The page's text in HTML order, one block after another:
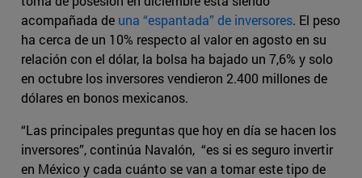
acompañada de una “espantada” de inversores. El peso
ha cerca de un 10% respecto al valor en agosto en su
relación con el dólar, la bolsa ha bajado un 7,6% y solo
en octubre los inversores vendieron 2.400 millones de
dólares en bonos mexicanos.
“Las principales preguntas que hoy en día se hacen los
inversores”, continúa Navalón, “es si es seguro invertir
en México y cada cuánto se van a tomar este tipo de